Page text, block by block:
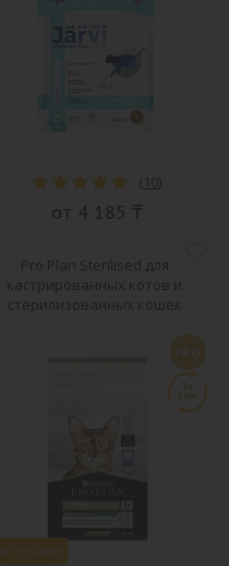
( 10)
от 4 185 ₸
Pro Plan Sterilised для
кастрированных котов и
стерилизованных кошек
Хит продаж